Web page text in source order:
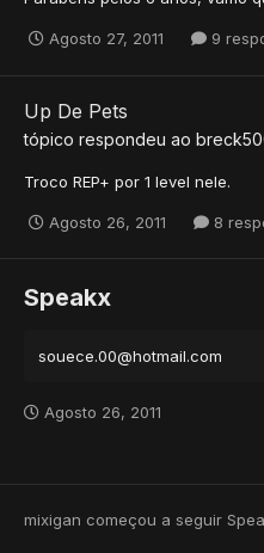
Agosto 27, 2011 9
Up De Pets
tópico respondeu ao
Troco REP+ por 1 level nele.
Agosto 26, 2011 8
Speakx
souece.00@hotmail.com
Agosto 26, 2011
mixigan começou a seguir